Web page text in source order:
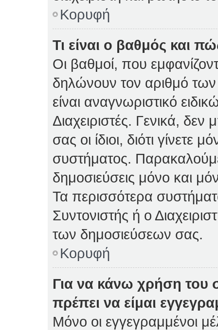
Κορυφή
Τι είναι ο βαθμός και
Οι βαθμοί, που
δηλώνουν τον αριθμό
είναι αναγνωριστικό
Διαχειριστές. Γενικά,
σας οι ίδιοι, διότι γίνετε
συστήματος.
δημοσιεύσεις μόνο και
Τα περισσότερα
Συντονιστής ή ο
των δημοσιεύσεων σας.
Κορυφή
Για να κάνω χρήση του
πρέπει να είμαι
Μόνο οι εγγεγραμμένοι